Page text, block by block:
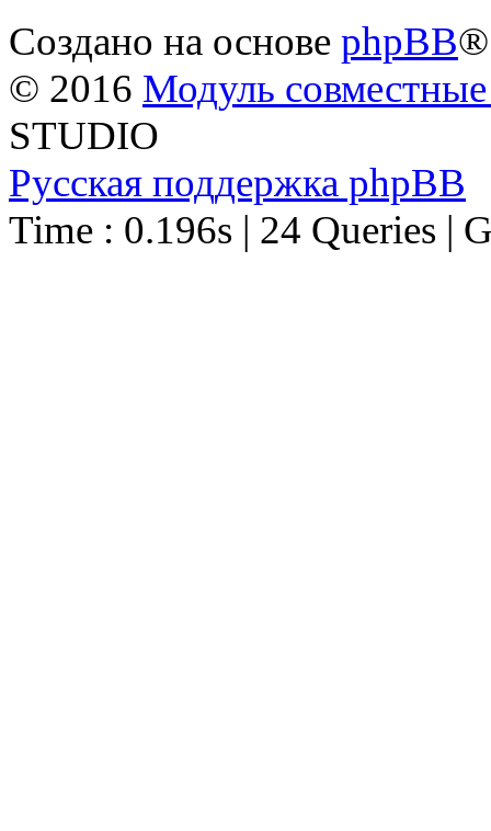
Создано на основе phpBB®
© 2016 Модуль
STUDIO
Русская поддержка phpBB
Time : 0.196s | 24 Queries |